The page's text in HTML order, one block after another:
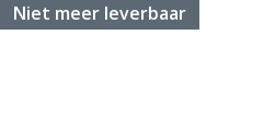
Niet meer leverbaar